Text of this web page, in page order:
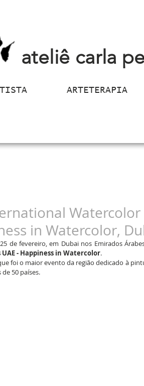
ateliê carla
ARTETERAPIA
Watercolor
in Watercolor,
de fevereiro, em Dubai nos Emirados
UAE - Happiness in Watercolor.
foi o maior evento da região dedicado à
50 países.